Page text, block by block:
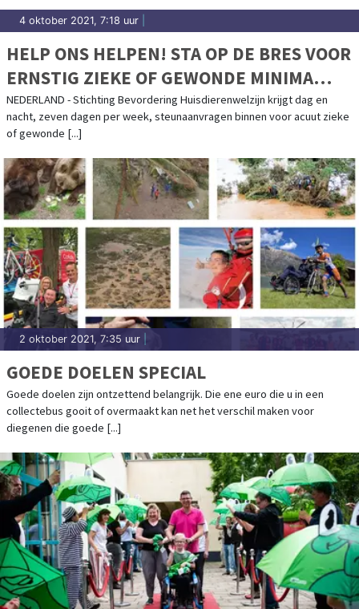
4 oktober 2021, 7:18 uur
HELP ONS HELPEN! STA OP DE BRES VOOR
ERNSTIG ZIEKE OF GEWONDE MINIMA
HUISDIEREN
NEDERLAND - Stichting Bevordering Huisdierenwelzijn krijgt dag en
nacht, zeven dagen per week, steunaanvragen binnen voor acuut zieke
of gewonde [...]
2 oktober 2021, 7:35 uur
GOEDE DOELEN SPECIAL
Goede doelen zijn ontzettend belangrijk. Die ene euro die u in een
collectebus gooit of overmaakt kan net het verschil maken voor
diegenen die goede [...]